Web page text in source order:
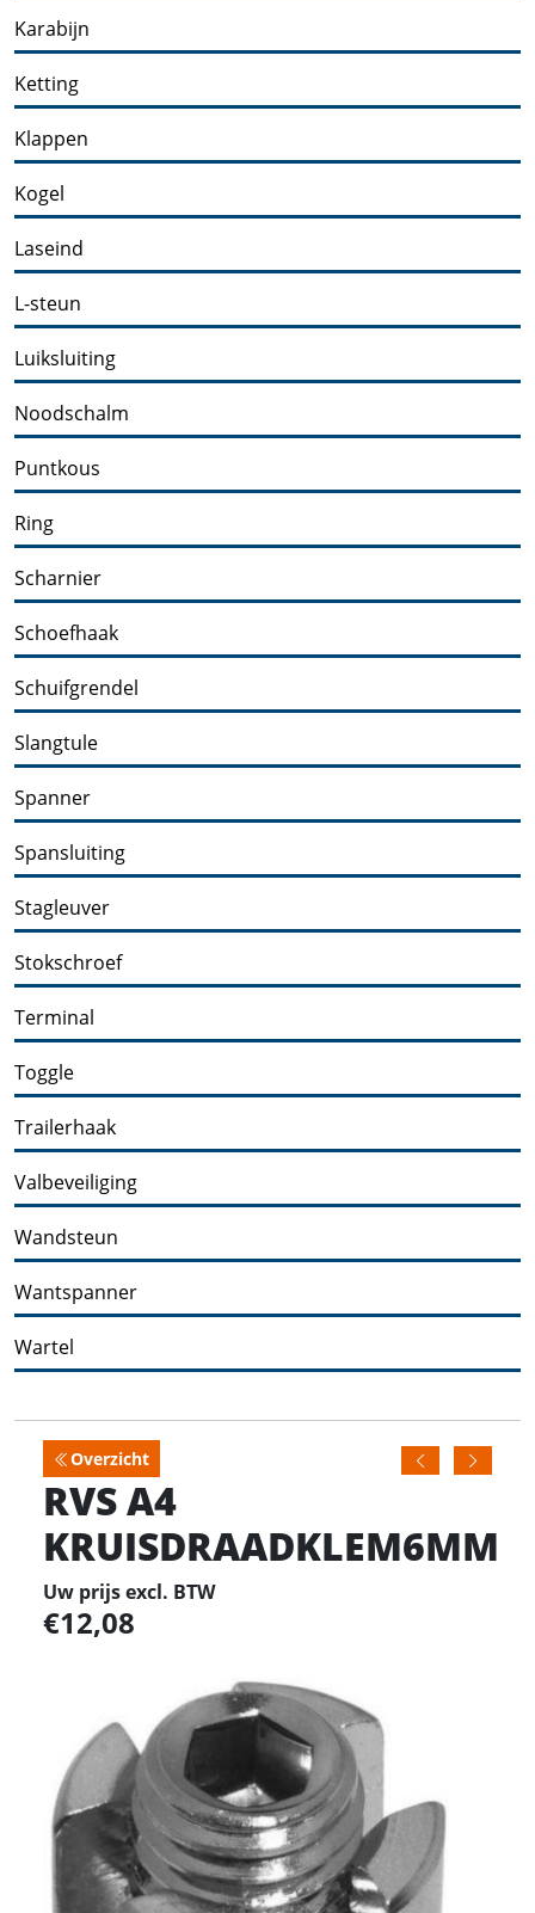
Karabijn
Ketting
Klappen
Kogel
Laseind
L-steun
Luiksluiting
Noodschalm
Puntkous
Ring
Scharnier
Schoefhaak
Schuifgrendel
Slangtule
Spanner
Spansluiting
Stagleuver
Stokschroef
Terminal
Toggle
Trailerhaak
Valbeveiliging
Wandsteun
Wantspanner
Wartel
Overzicht
RVS A4
KRUISDRAADKLEM6MM
Uw prijs excl. BTW
12,08